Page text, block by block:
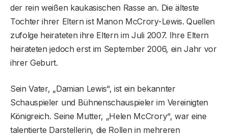
der rein weißen kaukasischen Rasse an. Die älteste
Tochter ihrer Eltern ist Manon McCrory-Lewis. Quellen
zufolge heirateten ihre Eltern im Juli 2007. Ihre Eltern
heirateten jedoch erst im September 2006, ein Jahr vor
ihrer Geburt.
Sein Vater, „Damian Lewis“, ist ein bekannter
Schauspieler und Bühnenschauspieler im Vereinigten
Königreich. Seine Mutter, „Helen McCrory“, war eine
talentierte Darstellerin, die Rollen in mehreren